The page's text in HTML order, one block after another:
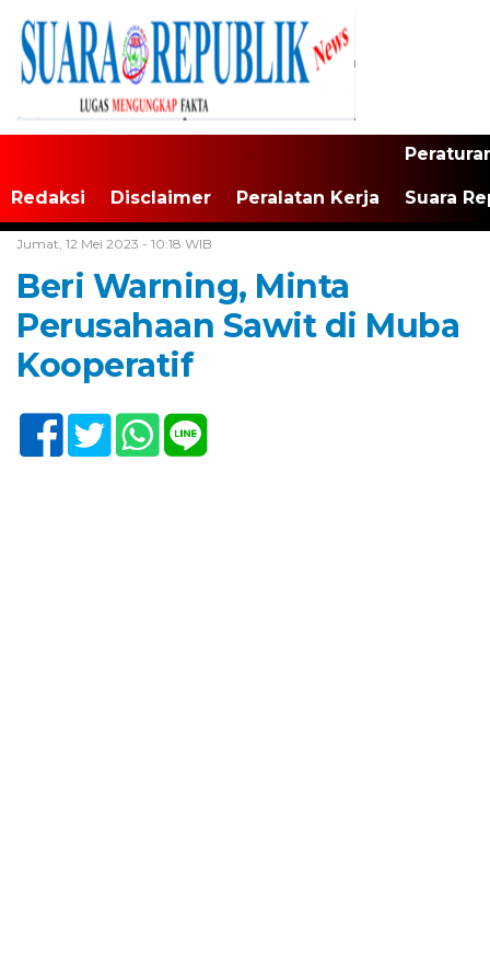
Redaksi Disclaimer Peralatan Kerja Suara
Jumat, 12 Mei 2023 - 10:18 WIB
Beri Warning, Minta
Perusahaan Sawit di Muba
Kooperatif